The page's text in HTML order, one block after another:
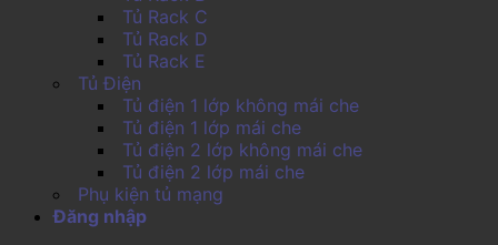
Tủ Rack C
Tủ Rack D
Tủ Rack E
Tủ Điện
Tủ điện 1 lớp không mái che
Tủ điện 1 lớp mái che
Tủ điện 2 lớp không mái che
Tủ điện 2 lớp mái che
Phụ kiện tủ mạng
Đăng nhập